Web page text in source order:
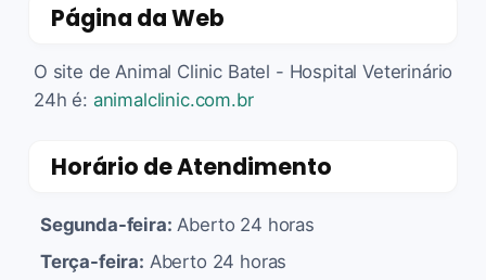
Página da Web
O site de Animal Clinic Batel - Hospital Veterinário
24h é: animalclinic.com.br
Horário de Atendimento
Segunda-feira: Aberto 24 horas
Terça-feira: Aberto 24 horas